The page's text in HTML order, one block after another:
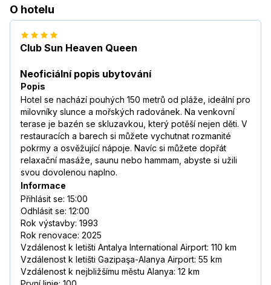
O hotelu
Club Sun Heaven Queen
Neoficiální popis ubytování
Popis
Hotel se nachází pouhých 150 metrů od pláže, ideální pro
milovníky slunce a mořských radovánek. Na venkovní
terase je bazén se skluzavkou, který potěší nejen děti. V
restauracích a barech si můžete vychutnat rozmanité
pokrmy a osvěžující nápoje. Navíc si můžete dopřát
relaxační masáže, saunu nebo hammam, abyste si užili
svou dovolenou naplno.
Informace
Přihlásit se: 15:00
Odhlásit se: 12:00
Rok výstavby: 1993
Rok renovace: 2025
Vzdálenost k letišti Antalya International Airport: 110 km
Vzdálenost k letišti Gazipaşa-Alanya Airport: 55 km
Vzdálenost k nejbližšímu městu Alanya: 12 km